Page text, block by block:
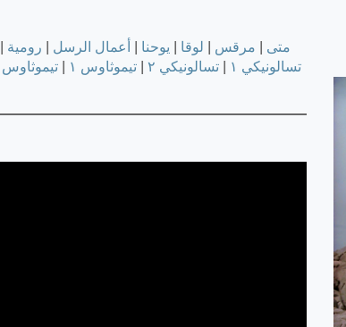
متى | مرقس | لوقا | يوحنا | أعمال الرسل | رومية |
تسالونيكي ١
| تسالونيكي ٢ | تيموثاوس ١ | تيموثاوس ٢